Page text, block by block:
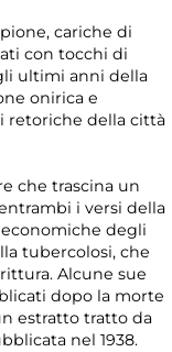
cariche di
con tocchi di
ultimi anni della
onirica e
retoriche della città
che trascina un
i versi della
degli
tubercolosi, che
Alcune sue
dopo la morte
estratto tratto da
nel 1938.